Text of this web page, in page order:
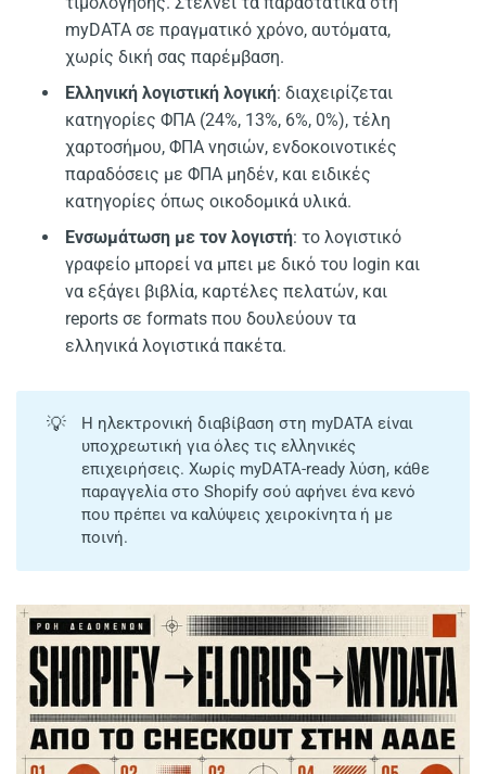
myDATA σε πραγματικό χρόνο, αυτόματα,
χωρίς δική σας παρέμβαση.
Ελληνική λογιστική λογική: διαχειρίζεται
κατηγορίες ΦΠΑ (24%, 13%, 6%, 0%), τέλη
χαρτοσήμου, ΦΠΑ νησιών, ενδοκοινοτικές
παραδόσεις με ΦΠΑ μηδέν, και ειδικές
κατηγορίες όπως οικοδομικά υλικά.
Ενσωμάτωση με τον λογιστή: το λογιστικό
γραφείο μπορεί να μπει με δικό του login και
να εξάγει βιβλία, καρτέλες πελατών, και
reports σε formats που δουλεύουν τα
ελληνικά λογιστικά πακέτα.
💡
Η ηλεκτρονική διαβίβαση στη myDATA είναι
υποχρεωτική για όλες τις ελληνικές
επιχειρήσεις. Χωρίς myDATA-ready λύση, κάθε
παραγγελία στο Shopify σού αφήνει ένα κενό
που πρέπει να καλύψεις χειροκίνητα ή με
ποινή.